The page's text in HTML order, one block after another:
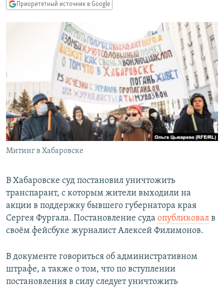
Вернутся
КАВКАЗ.РЕАЛИИ
СЕВЕР.РЕАЛИИ
СИБИРЬ.РЕАЛИИ
РАСПИСАНИЕ ВЕЩАНИЯ
ПОДПИШИТЕСЬ НА РАССЫЛКУ
СОЦИАЛЬНЫЕ СЕТИ
Все сайты РСЕ/РС
Приоритетный источник в Google
Митинг в Хабаровске
В Хабаровске суд постановил уничтожить
транспарант, с которым жители выходили на
акции в поддержку бывшего губернатора края
Сергея Фургала. Постановление суда опубликовал в
своём фейсбуке журналист Алексей Филимонов.
В документе говориться об административном
штрафе, а также о том, что по вступлении
постановления в силу следует уничтожить